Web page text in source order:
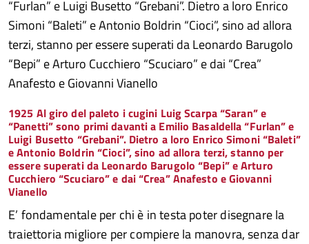
1925 Al giro del paleto i cugini Luig Scarpa “Saran” e
“Panetti” sono primi davanti a Emilio Basaldella “Furlan” e
Luigi Busetto “Grebani”. Dietro a loro Enrico Simoni “Baleti”
e Antonio Boldrin “Cioci”, sino ad allora terzi, stanno per
essere superati da Leonardo Barugolo “Bepi” e Arturo
Cucchiero “Scuciaro” e dai “Crea” Anafesto e Giovanni
Vianello
E’ fondamentale per chi è in testa poter disegnare la
traiettoria migliore per compiere la manovra, senza dar